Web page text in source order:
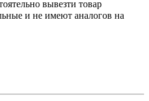
вывезти товар
и не имеют аналогов на